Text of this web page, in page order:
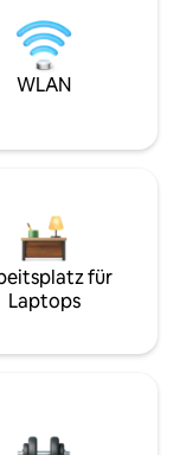
WLAN
für
Laptops